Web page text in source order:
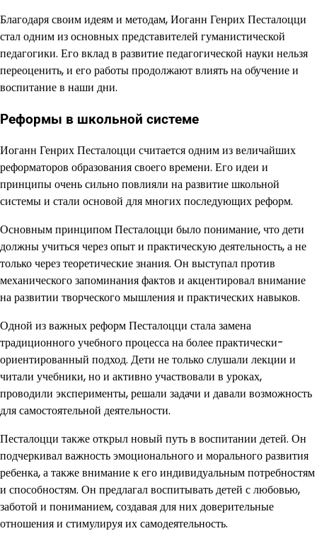
Благодаря своим идеям и методам, Иоганн Генрих Песталоцци
стал одним из основных представителей гуманистической
педагогики. Его вклад в развитие педагогической науки нельзя
переоценить, и его работы продолжают влиять на обучение и
воспитание в наши дни.
Реформы в школьной системе
Иоганн Генрих Песталоцци считается одним из величайших
реформаторов образования своего времени. Его идеи и
принципы очень сильно повлияли на развитие школьной
системы и стали основой для многих последующих реформ.
Основным принципом Песталоцци было понимание, что дети
должны учиться через опыт и практическую деятельность, а не
только через теоретические знания. Он выступал против
механического запоминания фактов и акцентировал внимание
на развитии творческого мышления и практических навыков.
Одной из важных реформ Песталоцци стала замена
традиционного учебного процесса на более практически-
ориентированный подход. Дети не только слушали лекции и
читали учебники, но и активно участвовали в уроках,
проводили эксперименты, решали задачи и давали возможность
для самостоятельной деятельности.
Песталоцци также открыл новый путь в воспитании детей. Он
подчеркивал важность эмоционального и морального развития
ребенка, а также внимание к его индивидуальным потребностям
и способностям. Он предлагал воспитывать детей с любовью,
заботой и пониманием, создавая для них доверительные
отношения и стимулируя их самодеятельность.